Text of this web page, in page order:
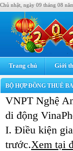
Chủ nhật, ngày 09 tháng 08
Trang chủ Giới
BỘ HỢP ĐỒNG THUÊ
VNPT Nghệ
di động
I. Điều kiện
trước.Xem tại